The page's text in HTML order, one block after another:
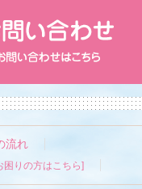
流れ
困りの方はこちら]